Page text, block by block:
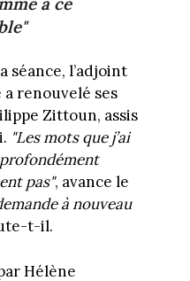
séance, l’adjoint
a renouvelé ses
Zittoun, assis
"Les mots que j’ai
pas", avance le
à nouveau
t-il.
Hélène